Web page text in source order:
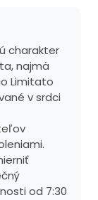
charakter
najmä
Limitato
v srdci
od 7:30